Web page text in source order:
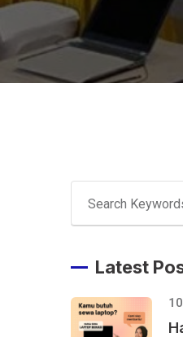
Latest